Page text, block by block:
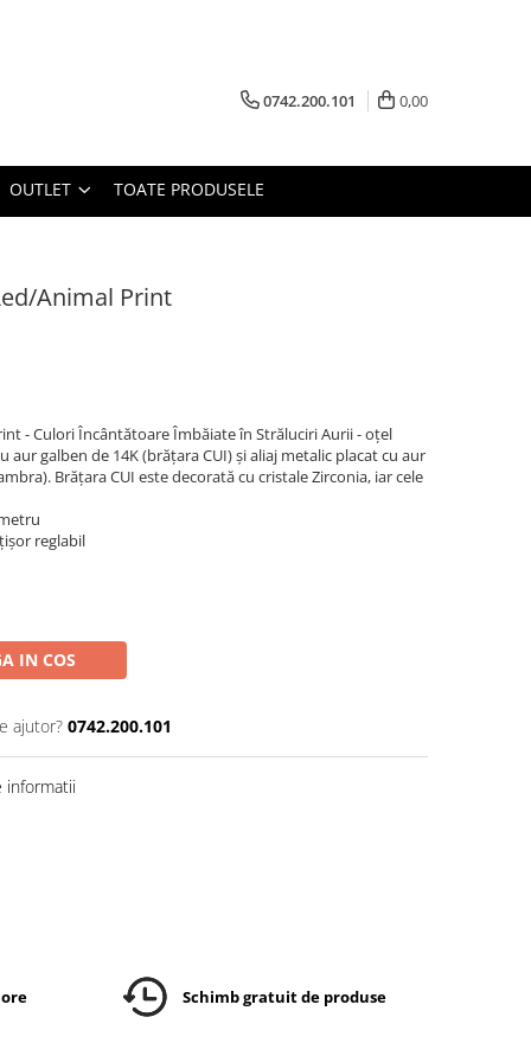
0742.200.101 0,00
OUTLET TOATE PRODUSELE
Animal Print
- Culori Încântătoare Îmbăiate în Străluciri Aurii - oțel
galben de 14K (brățara CUI) și aliaj metalic placat cu aur
Brățara CUI este decorată cu cristale Zirconia, iar cele
reglabil​​​​
IN COS
ajutor? 0742.200.101
informatii
Schimb gratuit de produse